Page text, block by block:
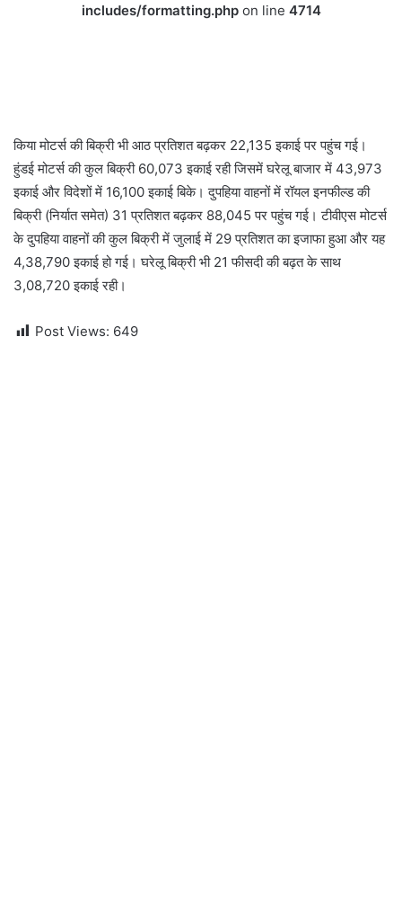
includes/formatting.phpon line 4714
किया मोटर्स की बिक्री भी आठ प्रतिशत बढ़कर 22,135 इकाई पर पहुंच गई।
हुंडई मोटर्स की कुल बिक्री 60,073 इकाई रही जिसमें घरेलू बाजार में 43,973
इकाई और विदेशों में 16,100 इकाई बिके। दुपहिया वाहनों में रॉयल इनफील्ड की
बिक्री (निर्यात समेत) 31 प्रतिशत बढ़कर 88,045 पर पहुंच गई। टीवीएस मोटर्स
के दुपहिया वाहनों की कुल बिक्री में जुलाई में 29 प्रतिशत का इजाफा हुआ और यह
4,38,790 इकाई हो गई। घरेलू बिक्री भी 21 फीसदी की बढ़त के साथ
3,08,720 इकाई रही।
Post Views: 649